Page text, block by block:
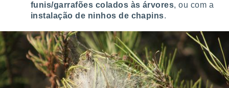
funis/garrafões colados às árvores, ou com a
instalação de ninhos de chapins.